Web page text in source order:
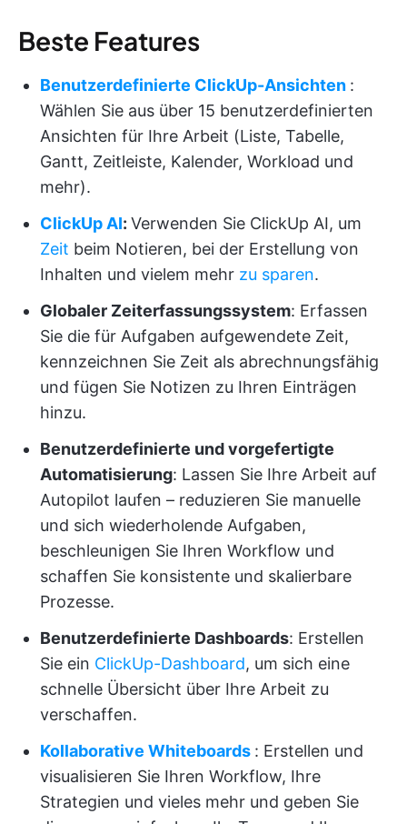
Beste Features
Benutzerdefinierte ClickUp-Ansichten :
Wählen Sie aus über 15 benutzerdefinierten
Ansichten für Ihre Arbeit (Liste, Tabelle,
Gantt, Zeitleiste, Kalender, Workload und
mehr).
ClickUp AI: Verwenden Sie ClickUp AI, um
Zeit beim Notieren, bei der Erstellung von
Inhalten und vielem mehr zu sparen.
Globaler Zeiterfassungssystem: Erfassen
Sie die für Aufgaben aufgewendete Zeit,
kennzeichnen Sie Zeit als abrechnungsfähig
und fügen Sie Notizen zu Ihren Einträgen
hinzu.
Benutzerdefinierte und vorgefertigte
Automatisierung: Lassen Sie Ihre Arbeit auf
Autopilot laufen – reduzieren Sie manuelle
und sich wiederholende Aufgaben,
beschleunigen Sie Ihren Workflow und
schaffen Sie konsistente und skalierbare
Prozesse.
Benutzerdefinierte Dashboards: Erstellen
Sie ein ClickUp-Dashboard, um sich eine
schnelle Übersicht über Ihre Arbeit zu
verschaffen.
Kollaborative Whiteboards : Erstellen und
visualisieren Sie Ihren Workflow, Ihre
Strategien und vieles mehr und geben Sie